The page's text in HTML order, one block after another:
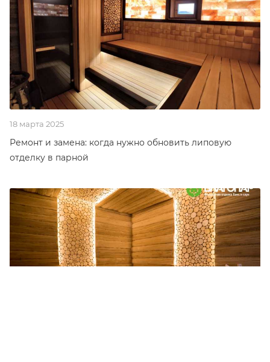
18 марта 2025
Ремонт и замена: когда нужно обновить липовую
отделку в парной